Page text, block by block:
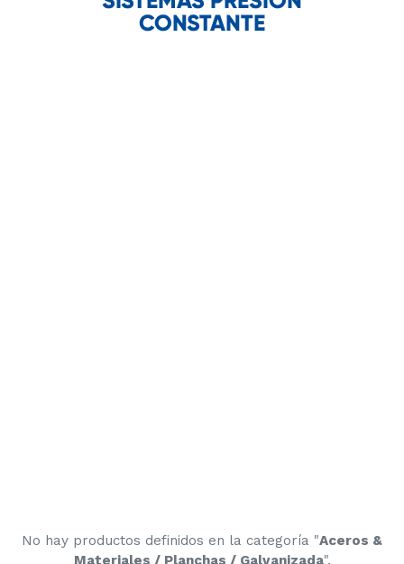
No hay productos definidos en la categoría "Aceros &
Materiales / Planchas / Galvanizada".